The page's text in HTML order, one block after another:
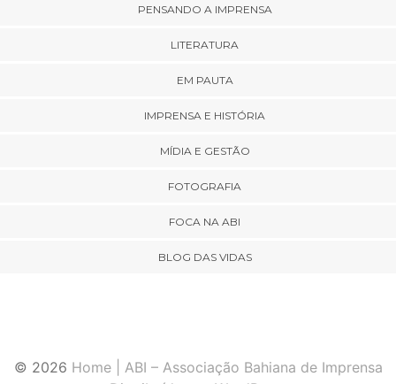
PENSANDO A IMPRENSA
LITERATURA
EM PAUTA
IMPRENSA E HISTÓRIA
MÍDIA E GESTÃO
FOTOGRAFIA
FOCA NA ABI
BLOG DAS VIDAS
© 2026 Home | ABI – Associação Bahiana de Imprensa